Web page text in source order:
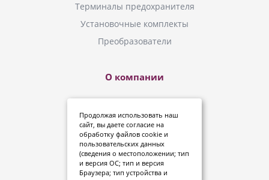
Терминалы предохранителя
Установочные комплекты
Преобразователи
О компании
Инструкции
Где купить?
Политика конфиденциальности
Дипломы и сертификаты
Продолжая использовать наш
сайт, вы даете согласие на
обработку файлов cookie и
пользовательских данных
(сведения о местоположении; тип
и версия ОС; тип и версия
Браузера; тип устройства и